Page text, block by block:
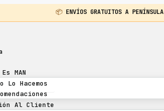
📦 ENVÍOS GRATUITOS A PENÍNSULA
MAN
Lo Hacemos
Al Cliente